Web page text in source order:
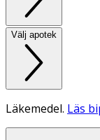
Välj apotek
Läkemedel. Läs